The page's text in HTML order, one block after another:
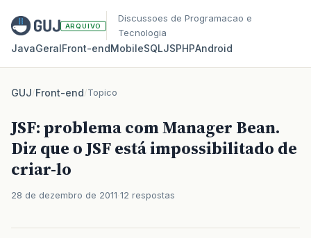
ARQUIVO
Discussoes de Programacao e
Tecnologia
JavaGeralFront‑endMobileSQLJSPHPAndroid
GUJ/Front-end/Topico
JSF: problema com Manager Bean.
Diz que o JSF está impossibilitado de
criar-lo
28 de dezembro de 2011 12 respostas